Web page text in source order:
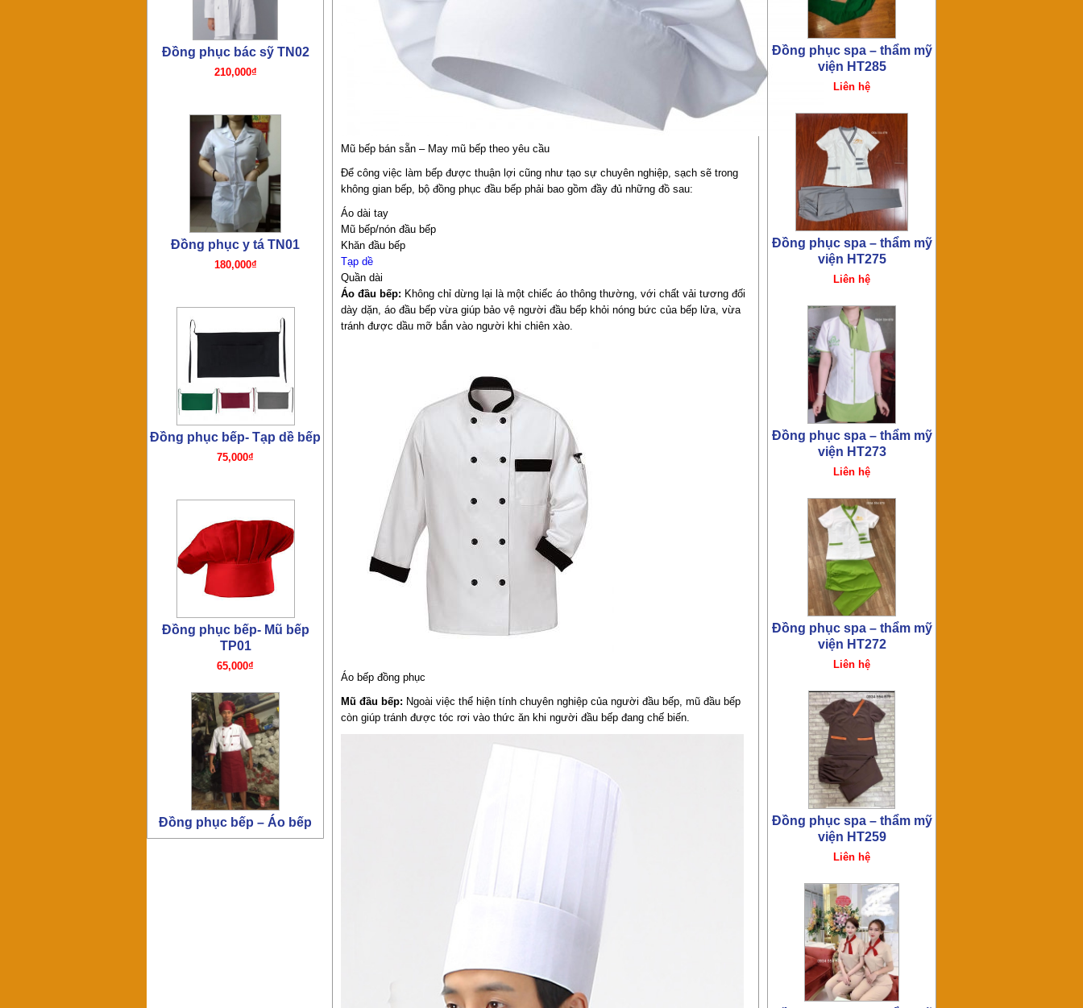
Mũ bếp bán sẵn – May mũ bếp theo yêu cầu
Để công việc làm bếp được thuận lợi cũng như tạo sự chuyên nghiệp, sạch sẽ trong
không gian bếp, bộ đồng phục đầu bếp phải bao gồm đầy đủ những đồ sau:
Áo dài tay
Mũ bếp/nón đầu bếp
Khăn đầu bếp
Tạp dề
Quần dài
Áo đầu bếp: Không chỉ dừng lại là một chiếc áo thông thường, với chất vải tương đối
dày dặn, áo đầu bếp vừa giúp bảo vệ người đầu bếp khỏi nóng bức của bếp lửa, vừa
tránh được dầu mỡ bắn vào người khi chiên xào.
Áo bếp đồng phục
Mũ đầu bếp: Ngoài việc thể hiện tính chuyên nghiệp của người đầu bếp, mũ đầu bếp
còn giúp tránh được tóc rơi vào thức ăn khi người đầu bếp đang chế biến.
Đồng phục y tá TN01
180,000₫
Đồng phục bếp- Tạp dề bếp
75,000₫
Đồng phục bếp- Mũ bếp
TP01
65,000₫
Đồng phục bếp – Áo bếp
195,000₫
Đồng phục bếp- Mũ bếp TP4
65,000₫
Đồng phục spa – thẩm mỹ
viện HT275
Liên hệ
Đồng phục spa – thẩm mỹ
viện HT273
Liên hệ
Đồng phục spa – thẩm mỹ
viện HT272
Liên hệ
Đồng phục spa – thẩm mỹ
viện HT259
Liên hệ
Đồng phục spa – thẩm mỹ
viện HT255
Liên hệ
Đồng phục spa – thẩm mỹ
viện HT253
Liên hệ